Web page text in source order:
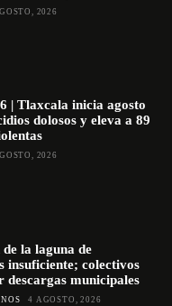
2026
| Tlaxcala inicia agosto
dolosos y eleva a 89
2026
la laguna de
insuficiente; colectivos
descargas municipales
4 AGOSTO, 2026